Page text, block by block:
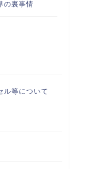
の裏事情
ル等について